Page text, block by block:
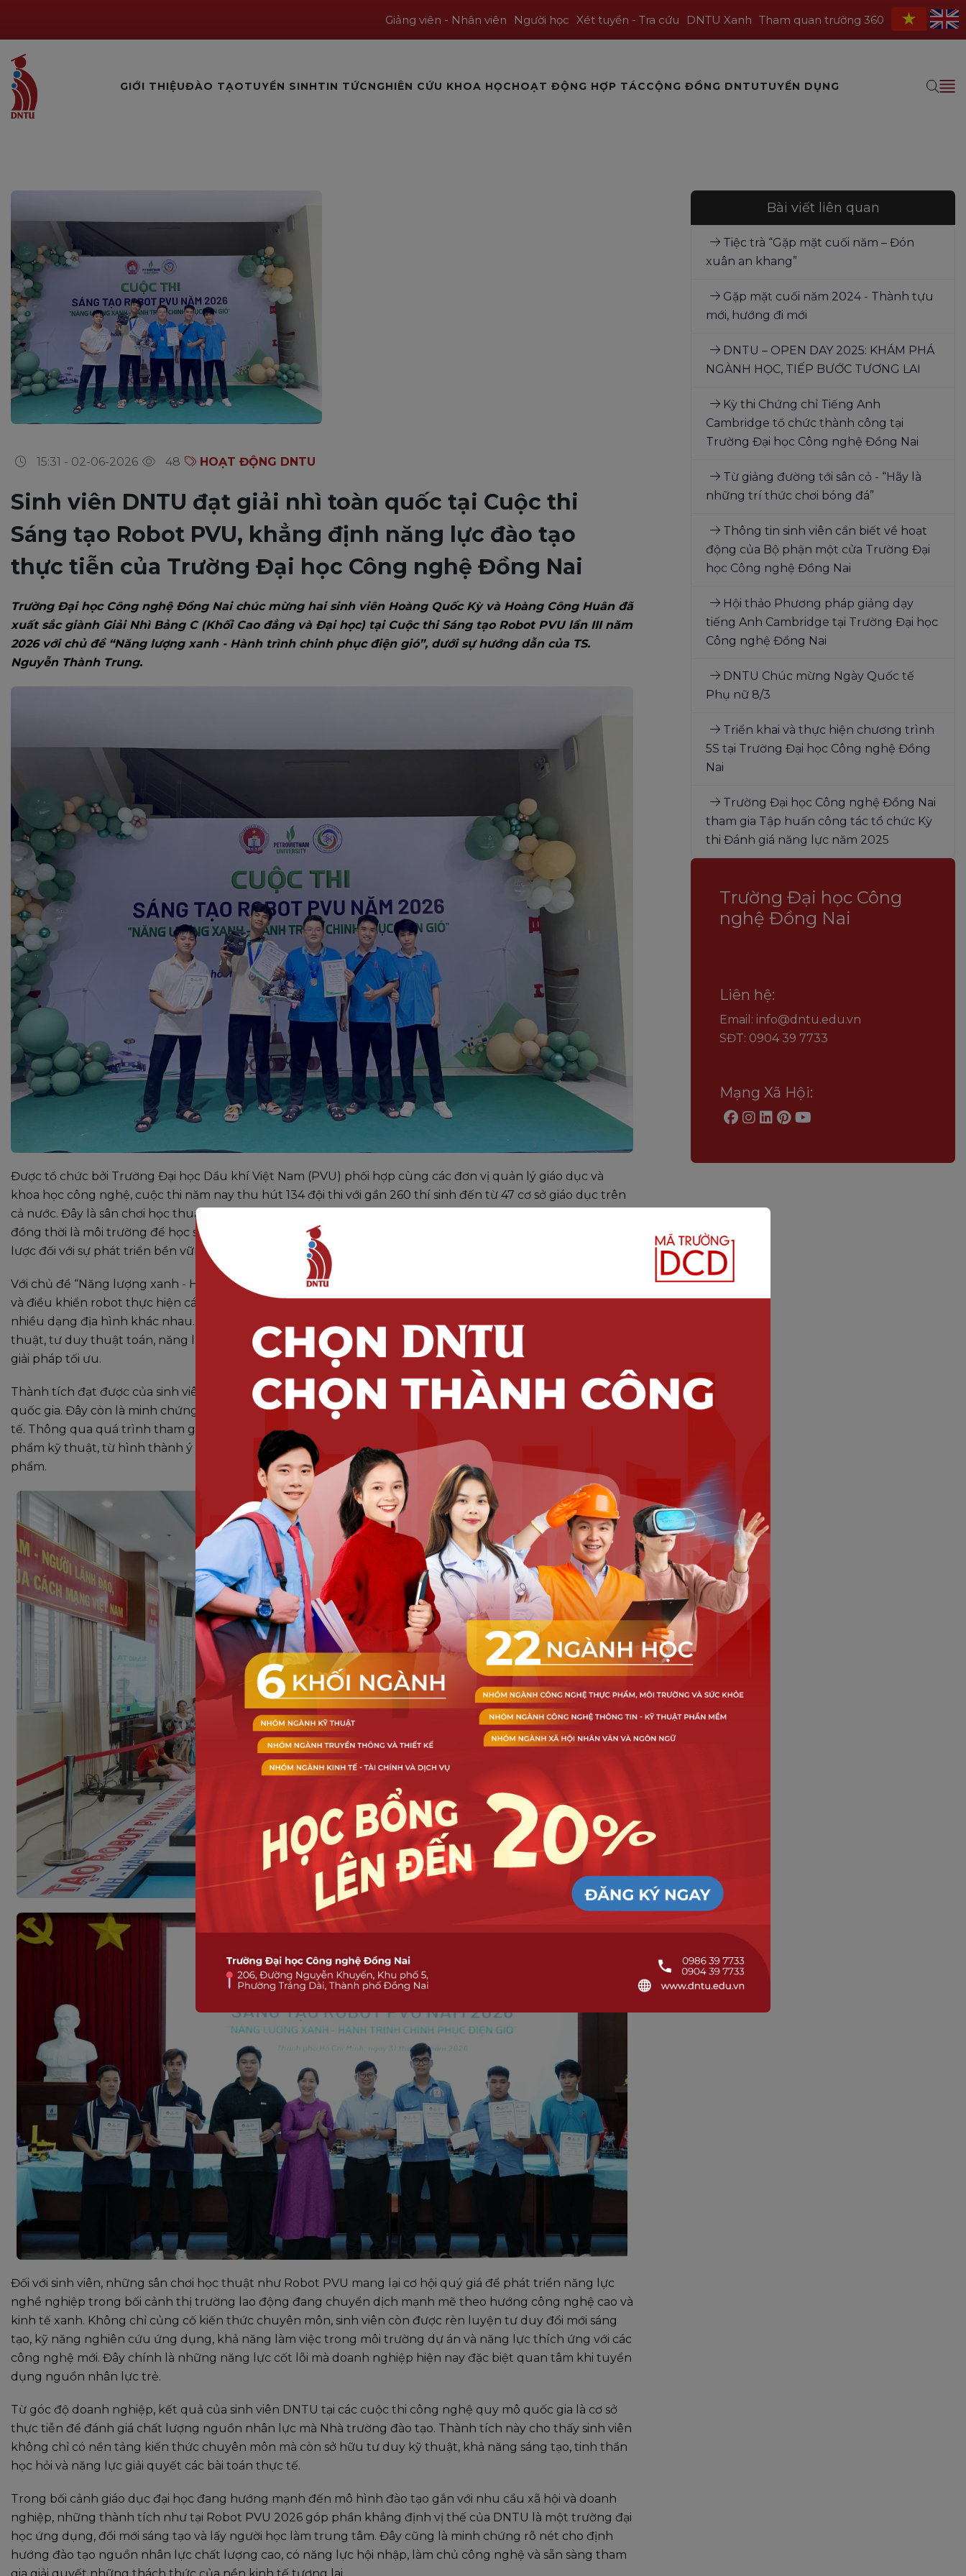
Giảng viên - Nhân viên Người học Xét tuyển - Tra cứu DNTU Xanh Tham quan trường 360
GIỚI THIỆUĐÀO TẠOTUYỂN SINHTIN TỨCNGHIÊN CỨU KHOA HỌCHOẠT ĐỘNG HỢP TÁCCỘNG ĐỒNG DNTUTUYỂN DỤNG
15:31 - 02-06-2026 48 HOẠT ĐỘNG DNTU
Sinh viên DNTU đạt giải nhì toàn quốc tại Cuộc thi
Sáng tạo Robot PVU, khẳng định năng lực đào tạo
thực tiễn của Trường Đại học Công nghệ Đồng Nai
Trường Đại học Công nghệ Đồng Nai chúc mừng hai sinh viên Hoàng Quốc Kỳ và Hoàng Công Huân đã
xuất sắc giành Giải Nhì Bảng C (Khối Cao đẳng và Đại học) tại Cuộc thi Sáng tạo Robot PVU lần III năm
2026 với chủ đề “Năng lượng xanh - Hành trình chinh phục điện gió”, dưới sự hướng dẫn của TS.
Nguyễn Thành Trung.
Được tổ chức bởi Trường Đại học Dầu khí Việt Nam (PVU) phối hợp cùng các đơn vị quản lý giáo dục và
khoa học công nghệ, cuộc thi năm nay thu hút 134 đội thi với gần 260 thí sinh đến từ 47 cơ sở giáo dục trên
cả nước. Đây là sân chơi học thuật uy tín trong lĩnh vực STEM, Robotics, tự động hóa và đổi mới sáng tạo,
đồng thời là môi trường để học sinh, sinh viên tiếp cận những vấn đề công nghệ mang tính thời sự và chiến
lược đối với sự phát triển bền vững.
Với chủ đề “Năng lượng xanh - Hành trình chinh phục điện gió”, các đội thi phải nghiên cứu, thiết kế, chế tạo
và điều khiển robot thực hiện các nhiệm vụ mô phỏng quy trình vận chuyển, lắp đặt hệ thống điện gió trên
nhiều dạng địa hình khác nhau. Thử thách này đòi hỏi người tham gia phải vận dụng đồng thời kiến thức kỹ
thuật, tư duy thuật toán, năng lực lập trình, khả năng giải quyết vấn đề và kỹ năng làm việc nhóm để tạo ra
giải pháp tối ưu.
Thành tích đạt được của sinh viên DNTU không đơn thuần là một giải thưởng tại cuộc thi học thuật cấp
quốc gia. Đây còn là minh chứng cho khả năng ứng dụng kiến thức trên giảng đường vào môi trường thực
tế. Thông qua quá trình tham gia cuộc thi, sinh viên được trải nghiệm toàn bộ chu trình phát triển một sản
phẩm kỹ thuật, từ hình thành ý tưởng, thiết kế giải pháp, chế tạo mô hình đến kiểm thử và vận hành sản
phẩm.
Đối với sinh viên, những sân chơi học thuật như Robot PVU mang lại cơ hội quý giá để phát triển năng lực
nghề nghiệp trong bối cảnh thị trường lao động đang chuyển dịch mạnh mẽ theo hướng công nghệ cao và
kinh tế xanh. Không chỉ củng cố kiến thức chuyên môn, sinh viên còn được rèn luyện tư duy đổi mới sáng
tạo, kỹ năng nghiên cứu ứng dụng, khả năng làm việc trong môi trường dự án và năng lực thích ứng với các
công nghệ mới. Đây chính là những năng lực cốt lõi mà doanh nghiệp hiện nay đặc biệt quan tâm khi tuyển
dụng nguồn nhân lực trẻ.
Từ góc độ doanh nghiệp, kết quả của sinh viên DNTU tại các cuộc thi công nghệ quy mô quốc gia là cơ sở
thực tiễn để đánh giá chất lượng nguồn nhân lực mà Nhà trường đào tạo. Thành tích này cho thấy sinh viên
không chỉ có nền tảng kiến thức chuyên môn mà còn sở hữu tư duy kỹ thuật, khả năng sáng tạo, tinh thần
học hỏi và năng lực giải quyết các bài toán thực tế.
Trong bối cảnh giáo dục đại học đang hướng mạnh đến mô hình đào tạo gắn với nhu cầu xã hội và doanh
nghiệp, những thành tích như tại Robot PVU 2026 góp phần khẳng định vị thế của DNTU là một trường đại
học ứng dụng, đổi mới sáng tạo và lấy người học làm trung tâm. Đây cũng là minh chứng rõ nét cho định
hướng đào tạo nguồn nhân lực chất lượng cao, có năng lực hội nhập, làm chủ công nghệ và sẵn sàng tham
Bài viết liên quan
Tiệc trà “Gặp mặt cuối năm – Đón
xuân an khang”
Gặp mặt cuối năm 2024 - Thành tựu
mới, hướng đi mới
DNTU – OPEN DAY 2025: KHÁM PHÁ
NGÀNH HỌC, TIẾP BƯỚC TƯƠNG LAI
Kỳ thi Chứng chỉ Tiếng Anh
Cambridge tổ chức thành công tại
Trường Đại học Công nghệ Đồng Nai
Từ giảng đường tới sân cỏ - “Hãy là
những trí thức chơi bóng đá”
Thông tin sinh viên cần biết về hoạt
động của Bộ phận một cửa Trường Đại
học Công nghệ Đồng Nai
Hội thảo Phương pháp giảng dạy
tiếng Anh Cambridge tại Trường Đại học
Công nghệ Đồng Nai
DNTU Chúc mừng Ngày Quốc tế
Phụ nữ 8/3
Triển khai và thực hiện chương trình
5S tại Trường Đại học Công nghệ Đồng
Nai
Trường Đại học Công nghệ Đồng Nai
tham gia Tập huấn công tác tổ chức Kỳ
thi Đánh giá năng lực năm 2025
Trường Đại học Công
nghệ Đồng Nai
Liên hệ:
Email: info@dntu.edu.vn
SĐT: 0904 39 7733
Mạng Xã Hội: